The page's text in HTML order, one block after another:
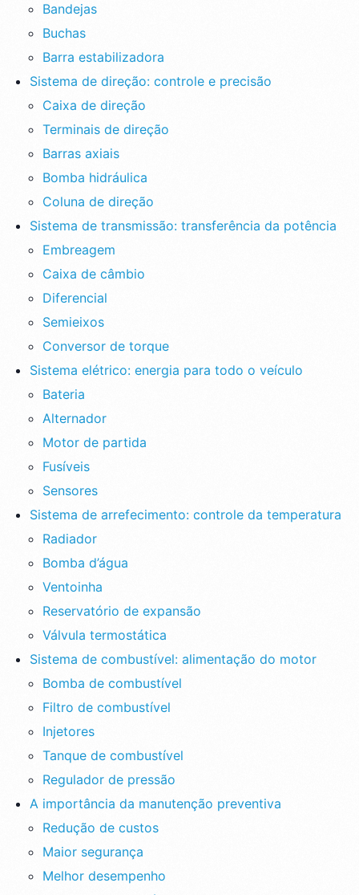
Bandejas
Buchas
Barra estabilizadora
Sistema de direção: controle e precisão
Caixa de direção
Terminais de direção
Barras axiais
Bomba hidráulica
Coluna de direção
Sistema de transmissão: transferência da potência
Embreagem
Caixa de câmbio
Diferencial
Semieixos
Conversor de torque
Sistema elétrico: energia para todo o veículo
Bateria
Alternador
Motor de partida
Fusíveis
Sensores
Sistema de arrefecimento: controle da temperatura
Radiador
Bomba d’água
Ventoinha
Reservatório de expansão
Válvula termostática
Sistema de combustível: alimentação do motor
Bomba de combustível
Filtro de combustível
Injetores
Tanque de combustível
Regulador de pressão
A importância da manutenção preventiva
Redução de custos
Maior segurança
Melhor desempenho